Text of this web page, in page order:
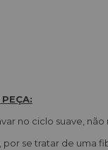
no ciclo suave, não
por se tratar de uma